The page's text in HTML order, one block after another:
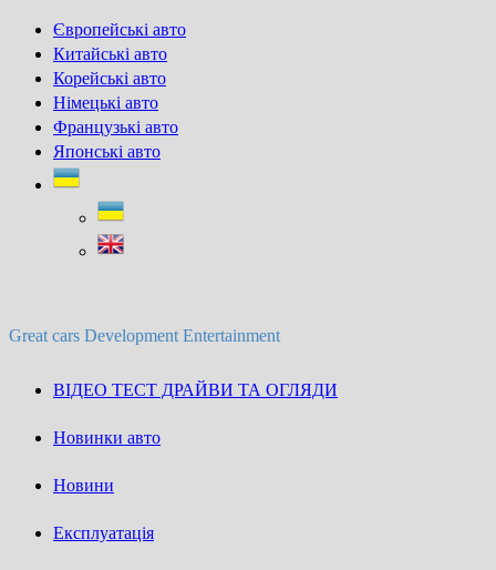
Skip
content
Європейські авто
Китайські авто
Корейські авто
Німецькі авто
Французькі авто
Японські авто
Great cars Development Entertainment
ВІДЕО ТЕСТ ДРАЙВИ ТА ОГЛЯДИ
Новинки авто
Новини
Експлуатація